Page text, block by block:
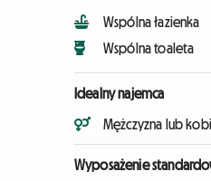
Wspólna łazienka
Wspólna toaleta
Idealny najemca
Mężczyzna lub
Wyposażenie